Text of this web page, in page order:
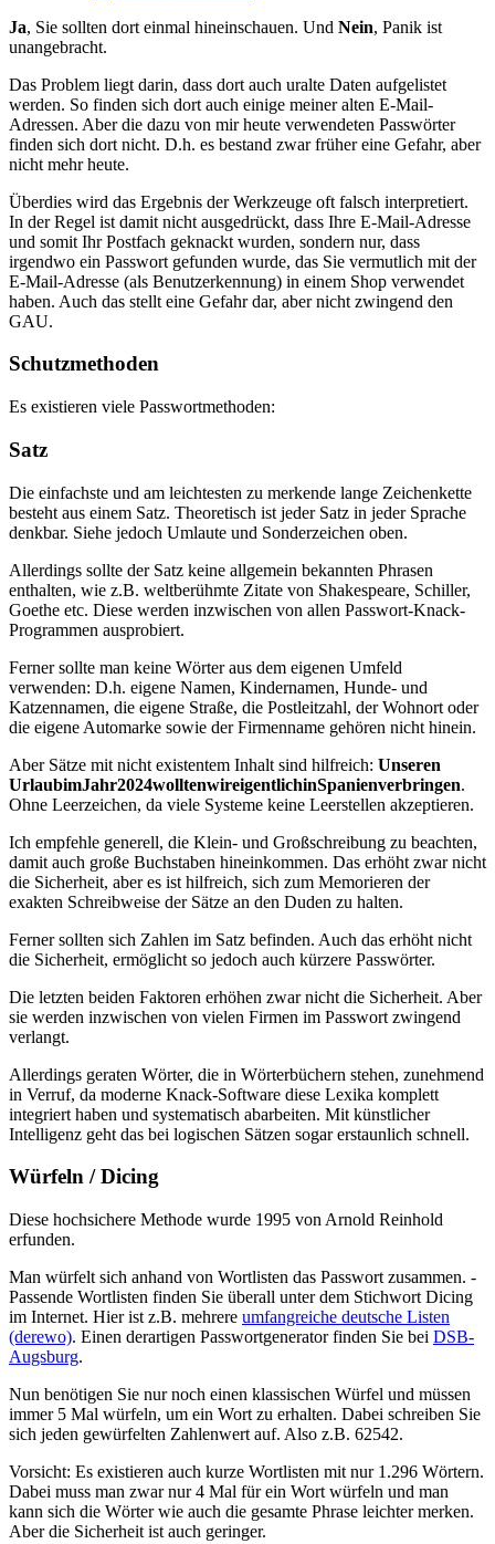
Ja, Sie sollten dort einmal hineinschauen. Und Nein, Panik ist
unangebracht.
Das Problem liegt darin, dass dort auch uralte Daten aufgelistet
werden. So finden sich dort auch einige meiner alten E-Mail-
Adressen. Aber die dazu von mir heute verwendeten Passwörter
finden sich dort nicht. D.h. es bestand zwar früher eine Gefahr, aber
nicht mehr heute.
Überdies wird das Ergebnis der Werkzeuge oft falsch interpretiert.
In der Regel ist damit nicht ausgedrückt, dass Ihre E-Mail-Adresse
und somit Ihr Postfach geknackt wurden, sondern nur, dass
irgendwo ein Passwort gefunden wurde, das Sie vermutlich mit der
E-Mail-Adresse (als Benutzerkennung) in einem Shop verwendet
haben. Auch das stellt eine Gefahr dar, aber nicht zwingend den
GAU.
Schutzmethoden
Es existieren viele Passwortmethoden:
Satz
Die einfachste und am leichtesten zu merkende lange Zeichenkette
besteht aus einem Satz. Theoretisch ist jeder Satz in jeder Sprache
denkbar. Siehe jedoch Umlaute und Sonderzeichen oben.
Allerdings sollte der Satz keine allgemein bekannten Phrasen
enthalten, wie z.B. weltberühmte Zitate von Shakespeare, Schiller,
Goethe etc. Diese werden inzwischen von allen Passwort-Knack-
Programmen ausprobiert.
Ferner sollte man keine Wörter aus dem eigenen Umfeld
verwenden: D.h. eigene Namen, Kindernamen, Hunde- und
Katzennamen, die eigene Straße, die Postleitzahl, der Wohnort oder
die eigene Automarke sowie der Firmenname gehören nicht hinein.
Aber Sätze mit nicht existentem Inhalt sind hilfreich: Unseren
UrlaubimJahr2024wolltenwireigentlichinSpanienverbringen.
Ohne Leerzeichen, da viele Systeme keine Leerstellen akzeptieren.
Ich empfehle generell, die Klein- und Großschreibung zu beachten,
damit auch große Buchstaben hineinkommen. Das erhöht zwar nicht
die Sicherheit, aber es ist hilfreich, sich zum Memorieren der
exakten Schreibweise der Sätze an den Duden zu halten.
Ferner sollten sich Zahlen im Satz befinden. Auch das erhöht nicht
die Sicherheit, ermöglicht so jedoch auch kürzere Passwörter.
Die letzten beiden Faktoren erhöhen zwar nicht die Sicherheit. Aber
sie werden inzwischen von vielen Firmen im Passwort zwingend
verlangt.
Allerdings geraten Wörter, die in Wörterbüchern stehen, zunehmend
in Verruf, da moderne Knack-Software diese Lexika komplett
integriert haben und systematisch abarbeiten. Mit künstlicher
Intelligenz geht das bei logischen Sätzen sogar erstaunlich schnell.
Würfeln / Dicing
Diese hochsichere Methode wurde 1995 von Arnold Reinhold
erfunden.
Man würfelt sich anhand von Wortlisten das Passwort zusammen. -
Passende Wortlisten finden Sie überall unter dem Stichwort Dicing
im Internet. Hier ist z.B. mehrere umfangreiche deutsche Listen
(derewo). Einen derartigen Passwortgenerator finden Sie bei DSB-
Augsburg.
Nun benötigen Sie nur noch einen klassischen Würfel und müssen
immer 5 Mal würfeln, um ein Wort zu erhalten. Dabei schreiben Sie
sich jeden gewürfelten Zahlenwert auf. Also z.B. 62542.
Vorsicht: Es existieren auch kurze Wortlisten mit nur 1.296 Wörtern.
Dabei muss man zwar nur 4 Mal für ein Wort würfeln und man
kann sich die Wörter wie auch die gesamte Phrase leichter merken.
Aber die Sicherheit ist auch geringer.